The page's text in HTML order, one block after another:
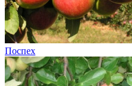
Поспех